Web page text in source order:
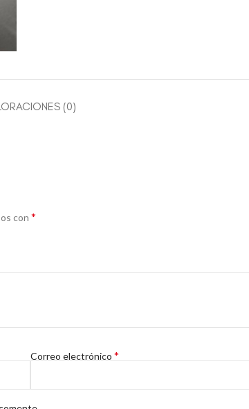
(0)
con *
Correo electrónico *